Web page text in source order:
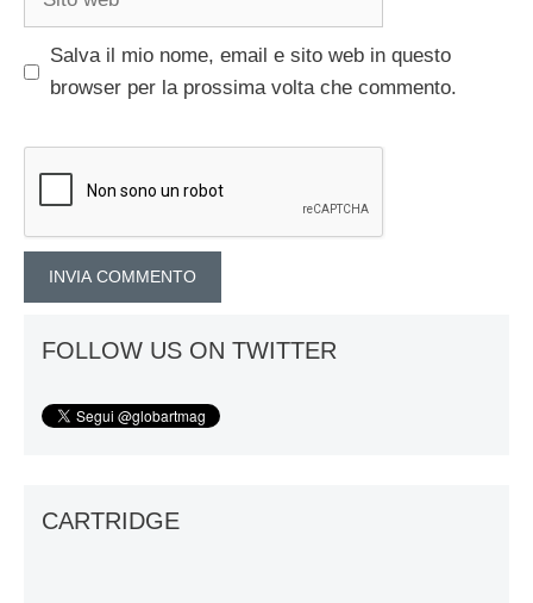
Salva il mio nome, email e sito web in questo
browser per la prossima volta che commento.
FOLLOW US ON TWITTER
CARTRIDGE